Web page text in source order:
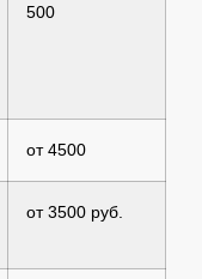
500
от 4500
от 3500 руб.